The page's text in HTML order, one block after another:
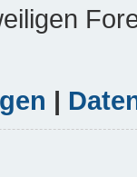
|